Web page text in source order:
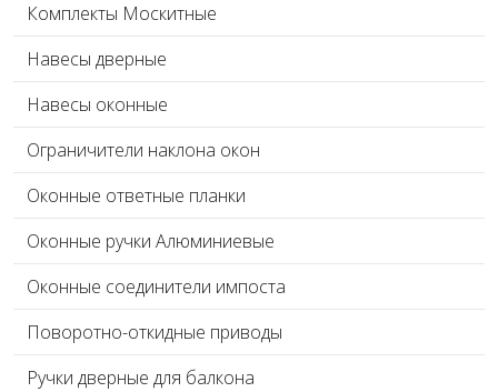
Комплекты Москитные
Навесы дверные
Навесы оконные
Ограничители наклона окон
Оконные ответные планки
Оконные ручки Алюминиевые
Оконные соединители импоста
Поворотно-откидные приводы
Ручки дверные для балкона